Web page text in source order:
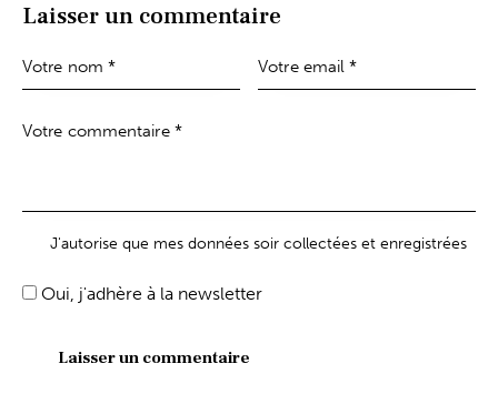
Laisser un commentaire
J'autorise que mes données soir collectées et enregistrées
Oui, j'adhère à la newsletter